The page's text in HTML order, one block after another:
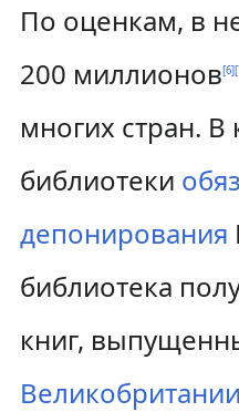
По оценкам, в
200 миллионов[6][
многих стран. В
библиотеки
депонирования
библиотека
книг,
Великобритании